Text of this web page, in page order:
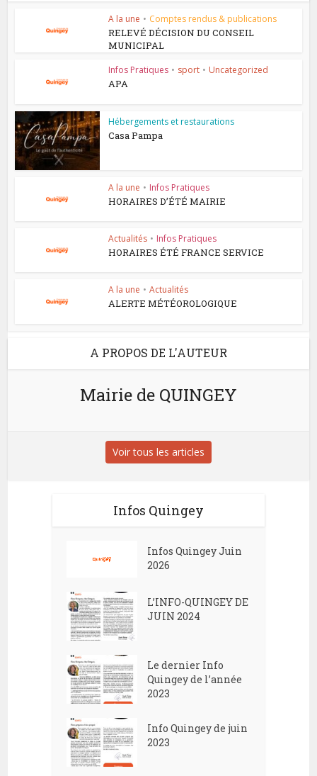
A la une • Comptes rendus & publications
RELEVÉ DÉCISION DU CONSEIL
MUNICIPAL
Infos Pratiques • sport • Uncategorized
APA
Hébergements et restaurations
Casa Pampa
A la une • Infos Pratiques
HORAIRES D’ÉTÉ MAIRIE
Actualités • Infos Pratiques
HORAIRES ÉTÉ FRANCE SERVICE
A la une • Actualités
ALERTE MÉTÉOROLOGIQUE
A PROPOS DE L'AUTEUR
Mairie de QUINGEY
Voir tous les articles
Infos Quingey
Infos Quingey Juin
2026
L’INFO-QUINGEY DE
JUIN 2024
Le dernier Info
Quingey de l’année
2023
Info Quingey de juin
2023